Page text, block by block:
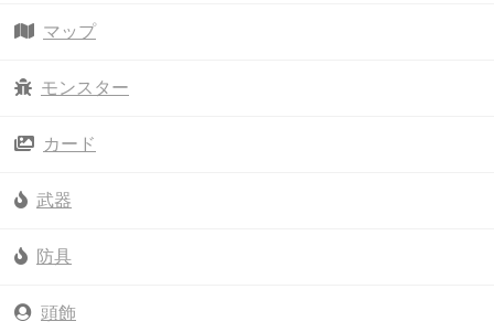
マップ
モンスター
カード
武器
防具
頭飾